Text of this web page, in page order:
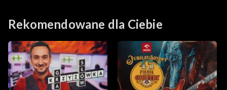
„Debiuty”
Rekomendowane dla Ciebie